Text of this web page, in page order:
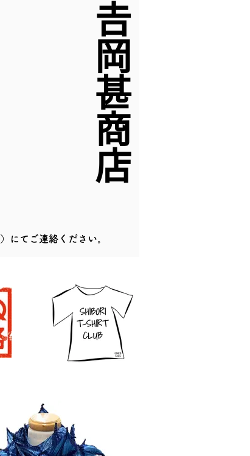
𠮷岡甚商店
）にてご連絡ください。